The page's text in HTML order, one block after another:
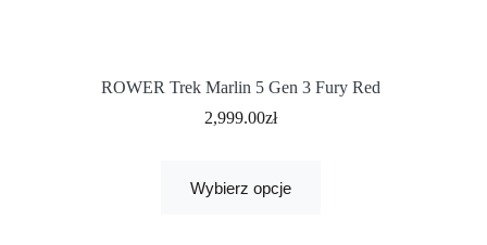
ROWER Trek Marlin 5 Gen 3 Fury Red
2,999.00zł
Wybierz opcje